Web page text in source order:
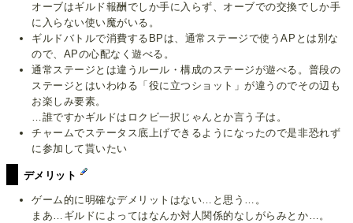
オーブはギルド報酬でしか手に入らず、オーブでの交換でしか手
に入らない使い魔がいる。
ギルドバトルで消費するBPは、通常ステージで使うAPとは別な
ので、APの心配なく遊べる。
通常ステージとは違うルール・構成のステージが遊べる。普段の
ステージとはいわゆる「役に立つショット」が違うのでその辺も
お楽しみ要素。
…誰ですかギルドはロクビ一択じゃんとか言う子は。
チャームでステータス底上げできるようになったので是非恐れず
に参加して貰いたい
デメリット
ゲーム的に明確なデメリットはない…と思う…。
まあ…ギルドによってはなんか対人関係的なしがらみとか…。